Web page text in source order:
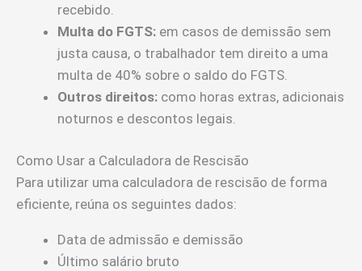
recebido.
Multa do FGTS: em casos de demissão sem
justa causa, o trabalhador tem direito a uma
multa de 40% sobre o saldo do FGTS.
Outros direitos: como horas extras, adicionais
noturnos e descontos legais.
Como Usar a Calculadora de Rescisão
Para utilizar uma calculadora de rescisão de forma
eficiente, reúna os seguintes dados:
Data de admissão e demissão
Último salário bruto